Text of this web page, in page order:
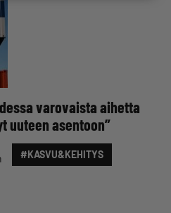
varovaista aihetta
uuteen asentoon”
#KASVU&KEHITYS